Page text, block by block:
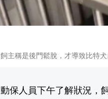
飼主稱是後門鬆脫，才導致比特
動保人員下午了解狀況，